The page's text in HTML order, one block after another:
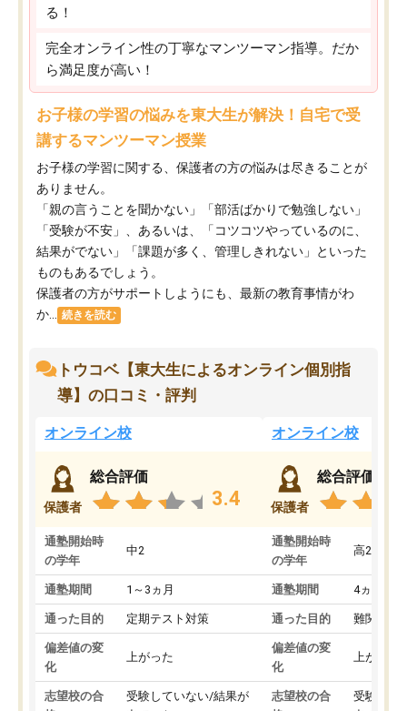
る！
完全オンライン性の丁寧なマンツーマン指導。だか
ら満足度が高い！
お子様の学習の悩みを東大生が解決！自宅で受
講するマンツーマン授業
お子様の学習に関する、保護者の方の悩みは尽きることが
ありません。
「親の言うことを聞かない」「部活ばかりで勉強しない」
「受験が不安」、あるいは、「コツコツやっているのに、
結果がでない」「課題が多く、管理しきれない」といった
ものもあるでしょう。
保護者の方がサポートしようにも、最新の教育事情がわ
か...
続きを読む
トウコベ【東大生によるオンライン個別指
導】の口コミ・評判
オンライン校
保護者
総合評価
3.4
通塾開始時
の学年
中2
通塾期間 1～3ヵ月
通った目的 定期テスト対策
偏差値の変
化
上がった
志望校の合
受験していない/結果が
オンライン校
保護者
総合評価
通塾開始時
の学年
高2
通塾期間 4ヵ月～1
通った目的 難関私立
偏差値の変
化
上がった
志望校の合
受験して